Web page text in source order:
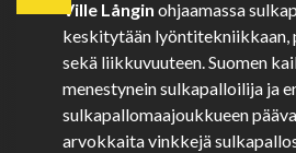
Ville Långin ohjaamassa
keskitytään
sekä liikkuvuuteen. Suomen
menestynein sulkapalloilija ja
sulkapallomaajoukkueen
arvokkaita vinkkejä